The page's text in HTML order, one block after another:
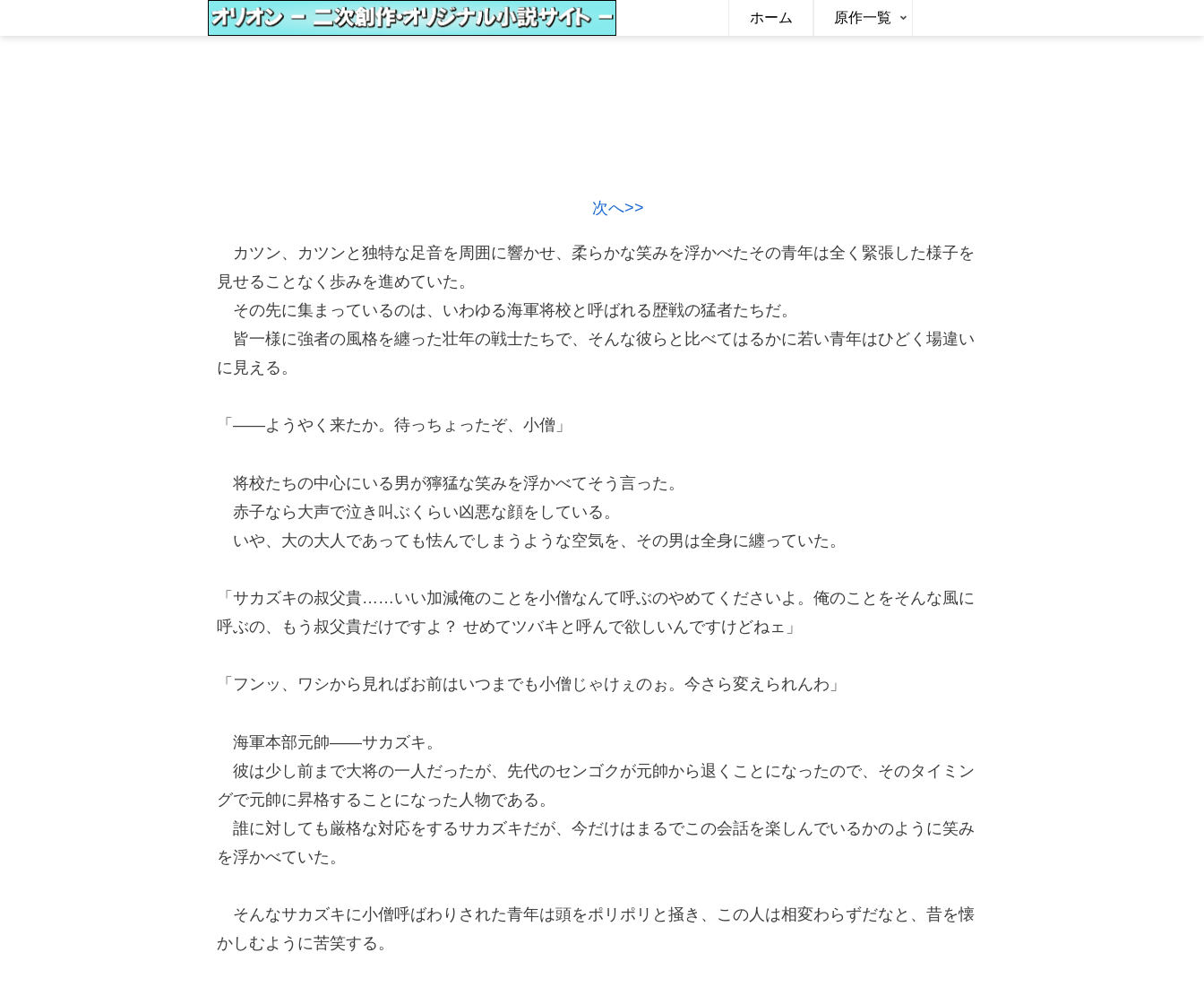
ホーム 原作一覧
次へ>>
カツン、カツンと独特な足音を周囲に響かせ、柔らかな笑みを浮かべたその青年は全く緊張した様子を
見せることなく歩みを進めていた。
その先に集まっているのは、いわゆる海軍将校と呼ばれる歴戦の猛者たちだ。
皆一様に強者の風格を纏った壮年の戦士たちで、そんな彼らと比べてはるかに若い青年はひどく場違い
に見える。
「――ようやく来たか。待っちょったぞ、小僧」
将校たちの中心にいる男が獰猛な笑みを浮かべてそう言った。
赤子なら大声で泣き叫ぶくらい凶悪な顔をしている。
いや、大の大人であっても怯んでしまうような空気を、その男は全身に纏っていた。
「サカズキの叔父貴……いい加減俺のことを小僧なんて呼ぶのやめてくださいよ。俺のことをそんな風に
呼ぶの、もう叔父貴だけですよ？ せめてツバキと呼んで欲しいんですけどねェ」
「フンッ、ワシから見ればお前はいつまでも小僧じゃけぇのぉ。今さら変えられんわ」
海軍本部元帥――サカズキ。
彼は少し前まで大将の一人だったが、先代のセンゴクが元帥から退くことになったので、そのタイミン
グで元帥に昇格することになった人物である。
誰に対しても厳格な対応をするサカズキだが、今だけはまるでこの会話を楽しんでいるかのように笑み
を浮かべていた。
そんなサカズキに小僧呼ばわりされた青年は頭をポリポリと掻き、この人は相変わらずだなと、昔を懐
かしむように苦笑する。